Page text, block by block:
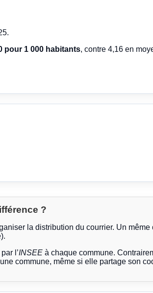
pour 1 000 habitants, contre 4,16 en
?
la distribution du courrier. Un
l’INSEE à chaque commune.
commune, même si elle partage son